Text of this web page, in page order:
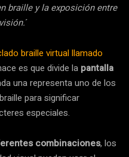
braille y la exposición entre
´
braille virtual llamado
es que divide la pantalla
una representa uno de los
para significar
especiales.
combinaciones, los